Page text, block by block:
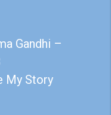
Gandhi –
My Story